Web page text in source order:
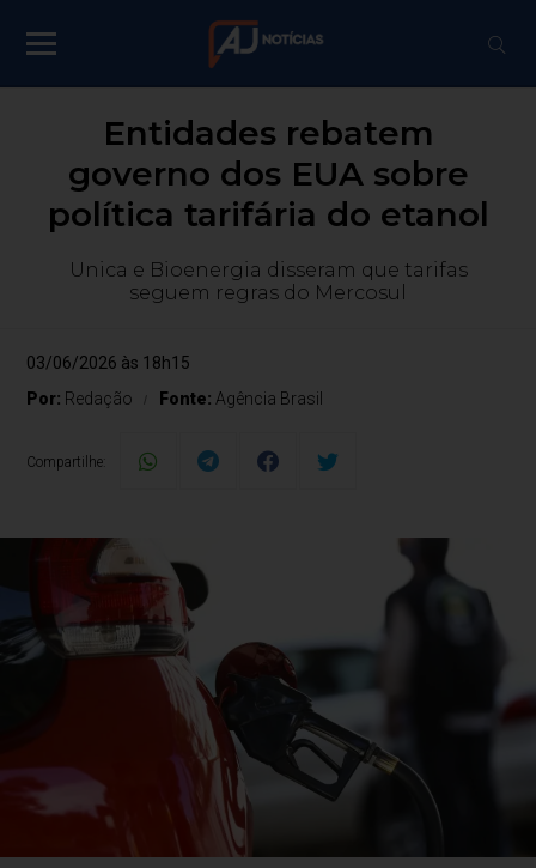
Entidades rebatem
governo dos EUA sobre
política tarifária do etanol
Unica e Bioenergia disseram que tarifas
seguem regras do Mercosul
03/06/2026 às 18h15
Por: Redação Fonte: Agência Brasil
Compartilhe: